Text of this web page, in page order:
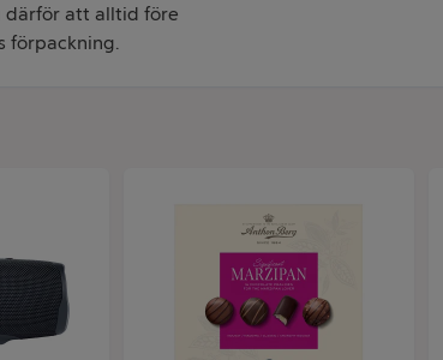
därför att alltid före
förpackning.